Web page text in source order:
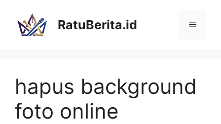
RatuBerita.id Menu
hapus background
foto online